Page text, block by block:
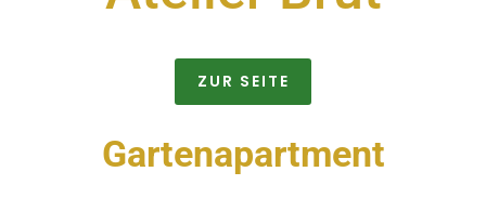
ZUR SEITE
Gartenapartment